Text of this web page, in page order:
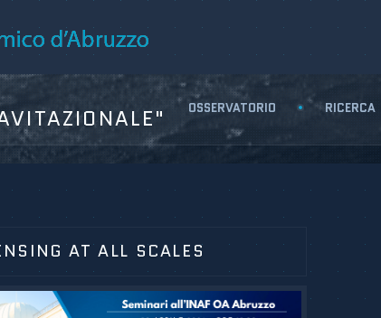
OSSERVATORIO RICERCA
AT ALL SCALES